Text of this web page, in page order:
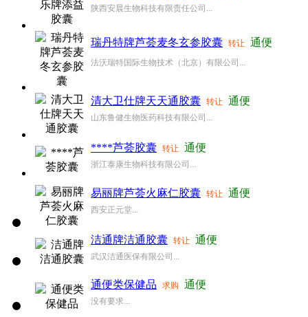
陕西安晨生物科技有限责任公司...
瑞丹特牌芦荟麦冬玄参胶囊 转让 通便
法沃瑞特国际生物技术（北京）有限公司...
清大卫仕牌天天通胶囊 转让 通便
山东鲁健生物医药科技有限公司...
****芦荟胶囊 转让 通便
浙江泰康生物科技有限公司...
易丽牌芦荟火麻仁胶囊 转让 通便
西安正元堂...
洁通牌洁通胶囊 转让 通便
武汉洁通医保有限公司...
通便类保健品 求购 通便
没有要求...